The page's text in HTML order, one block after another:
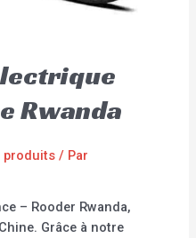
Rwanda
produits / Par
– Rooder Rwanda,
Grâce à notre